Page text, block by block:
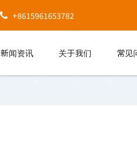
+8615961653782
新闻资讯 关于我们 常见